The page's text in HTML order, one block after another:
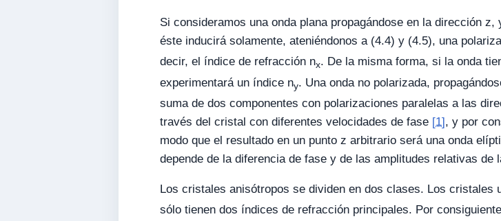
Si consideramos una onda plana propagándose en la dirección
éste inducirá solamente, ateniéndonos a (4.4) y (4.5), una
decir, el índice de refracción nx. De la misma forma, si la onda
experimentará un índice ny. Una onda no polarizada,
suma de dos componentes con polarizaciones paralelas a las
través del cristal con diferentes velocidades de fase [1], y por
modo que el resultado en un punto z arbitrario será una onda
depende de la diferencia de fase y de las amplitudes relativas de
Los cristales anisótropos se dividen en dos clases. Los cristales
sólo tienen dos índices de refracción principales. Por